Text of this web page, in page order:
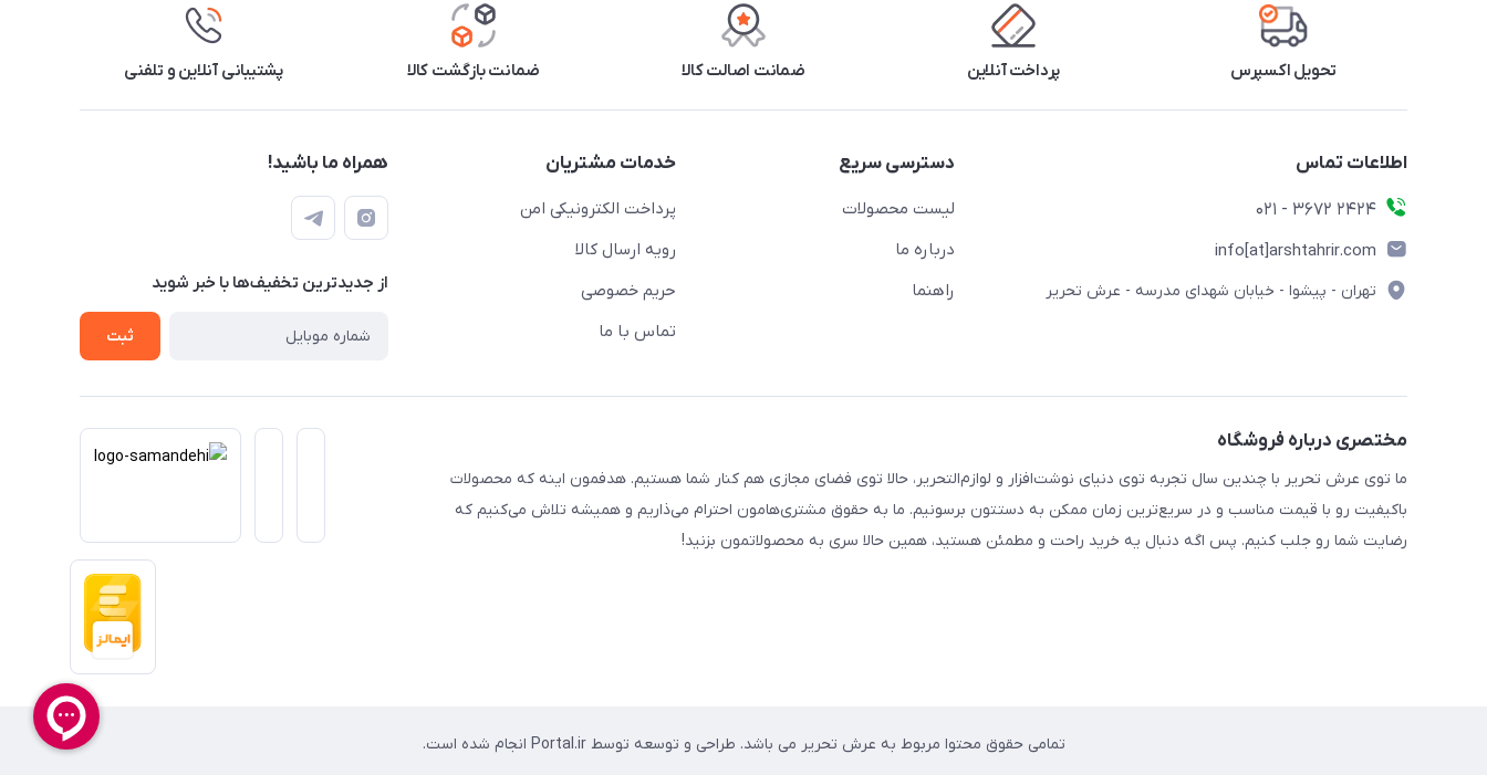
تحویل اکسپرس پرداخت آنلاین ضمانت اصالت کالا ضمانت بازگشت کالا پشتیبانی آنلاین و تلفنی
اطلاعات تماس
2424 3672 - 021
info[at]arshtahrir.com
تهران - پیشوا - خیابان شهدای مدرسه - عرش تحریر
دسترسی سریع
لیست محصولات
درباره ما
راهنما
خدمات مشتریان
پرداخت الکترونیکی امن
رویه ارسال کالا
حریم خصوصی
تماس با ما
همراه ما باشید!
از جدید‌ترین تخفیف‌ها با‌ خبر شوید
ثبت
مختصری درباره فروشگاه
ما توی عرش تحریر با چندین سال تجربه توی دنیای نوشت‌افزار و لوازم‌التحریر، حالا توی فضای مجازی هم کنار شما هستیم. هدفمون اینه که محصولات
باکیفیت رو با قیمت مناسب و در سریع‌ترین زمان ممکن به دستتون برسونیم. ما به حقوق مشتری‌هامون احترام می‌ذاریم و همیشه تلاش می‌کنیم که
رضایت شما رو جلب کنیم. پس اگه دنبال یه خرید راحت و مطمئن هستید، همین حالا سری به محصولاتمون بزنید!
تمامی حقوق محتوا مربوط به عرش تحریر می باشد. طراحی و توسعه توسط Portal.ir انجام شده است.